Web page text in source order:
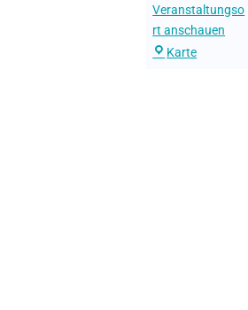
Veranstaltungso
rt anschauen
Karte